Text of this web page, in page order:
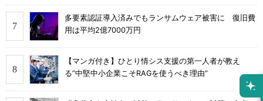
多要素認証導入済みでもランサムウェア被害に 復旧費
用は平均2億7000万円
【マンガ付き】ひとり情シス支援の第一人者が教え
る”中堅中小企業こそRAGを使うべき理由”